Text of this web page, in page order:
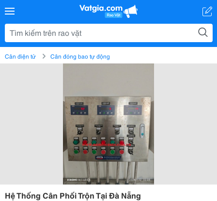
Cân điện tử Cân đóng bao tự động
Hệ Thống Cân Phối Trộn Tại Đà Nẵng